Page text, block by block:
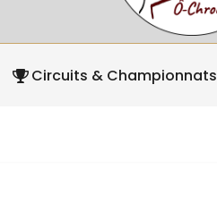
Circuits & Championnats